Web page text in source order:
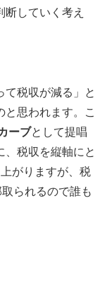
していく考え
て税収が減る」と
思われます。こ
ーブとして提唱
、税収を縦軸にと
がりますが、税
られるので誰も